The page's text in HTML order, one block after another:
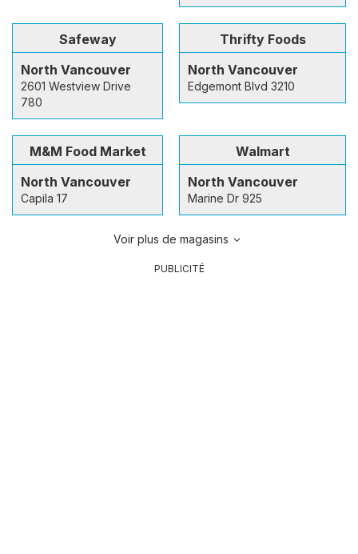
Safeway
North Vancouver
2601 Westview Drive
780
Thrifty Foods
North Vancouver
Edgemont Blvd 3210
M&M Food Market
North Vancouver
Capila 17
Walmart
North Vancouver
Marine Dr 925
Voir plus de magasins
PUBLICITÉ